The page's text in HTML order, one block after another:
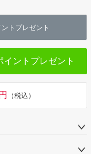
ントプレゼント
イントプレゼント
（税込）